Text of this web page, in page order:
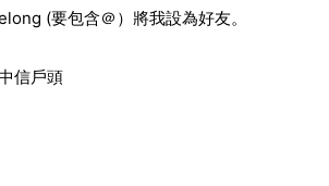
(要包含＠）將我設為好友。
信戶頭